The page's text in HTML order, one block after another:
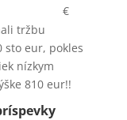
€
tržbu
sto eur, pokles
nízkym
810 eur!!